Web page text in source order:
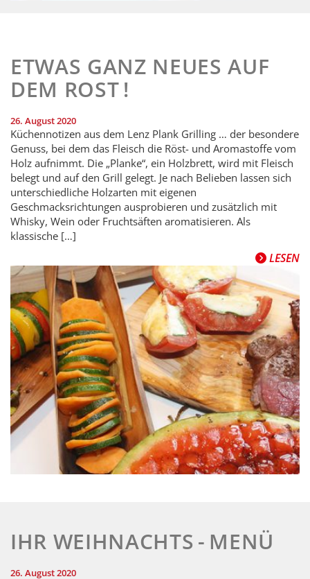
ETWAS GANZ NEUES AUF
DEM ROST !
26. August 2020
Küchennotizen aus dem Lenz Plank Grilling … der besondere
Genuss, bei dem das Fleisch die Röst- und Aromastoffe vom
Holz aufnimmt. Die „Planke“, ein Holzbrett, wird mit Fleisch
belegt und auf den Grill gelegt. Je nach Belieben lassen sich
unterschiedliche Holzarten mit eigenen
Geschmacksrichtungen ausprobieren und zusätzlich mit
Whisky, Wein oder Fruchtsäften aromatisieren. Als
klassische […]
LESEN
IHR WEIHNACHTS - MENÜ
26. August 2020